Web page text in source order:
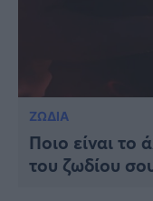
ΖΩΔΙΑ
Ποιο είναι το
του ζωδίου